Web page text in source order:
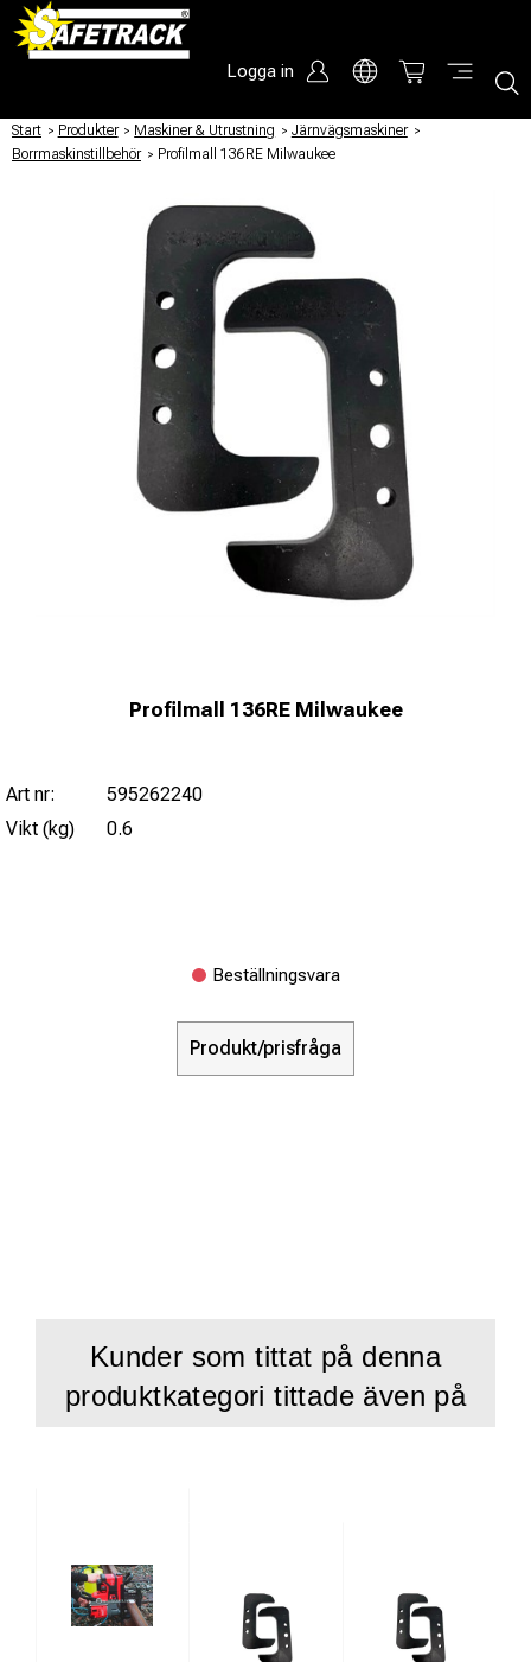
Logga in
Start / Produkter / Maskiner & Utrustning / Järnvägsmaskiner /
Borrmaskinstillbehör / Profilmall 136RE Milwaukee
Profilmall 136RE Milwaukee
Art nr:
595262240
Vikt (kg)
0.6
Beställningsvara
Produkt/prisfråga
Kunder som tittat på denna
produktkategori tittade även på